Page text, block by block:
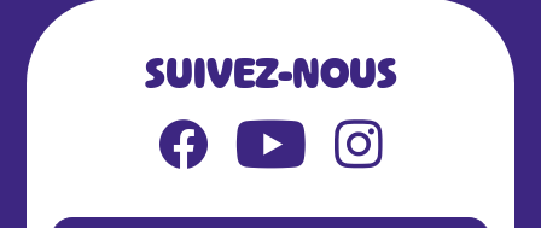
SUIVEZ-NOUS